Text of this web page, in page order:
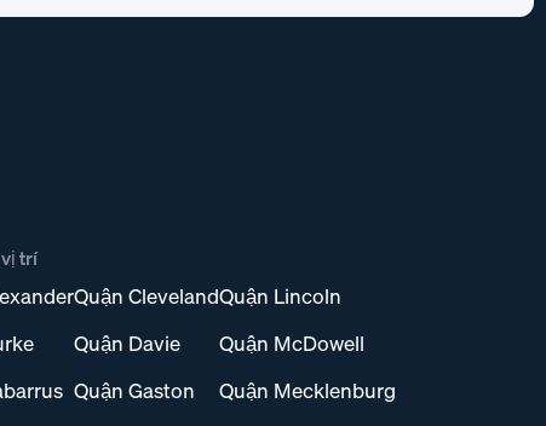
trí
Quận Cleveland
Quận Davie
Quận Gaston
Quận Lincoln
Quận McDowell
Quận Mecklenburg